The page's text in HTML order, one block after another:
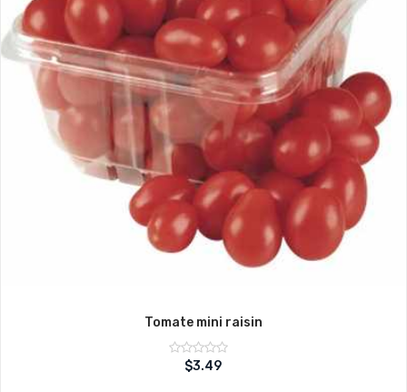
Tomate mini raisin
Note
sur
$3.49